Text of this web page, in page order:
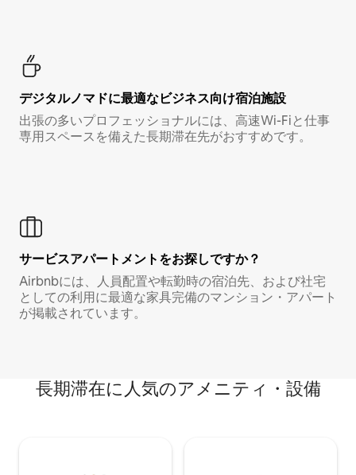
デジタルノマド⁠に最⁠適⁠なビ⁠ジ⁠ネ⁠ス⁠向⁠け宿⁠泊⁠施⁠設
出張の多いプロフェッショナルには、高速Wi-Fiと仕事
専用スペースを備えた長期滞在先がおすすめです。
サービスアパートメントをお探しですか？
Airbnbには、人員配置や転勤時の宿泊先、および社宅
としての利用に最適な家具完備のマンション・アパート
が掲載されています。
長期滞在に人気のアメニティ・設備